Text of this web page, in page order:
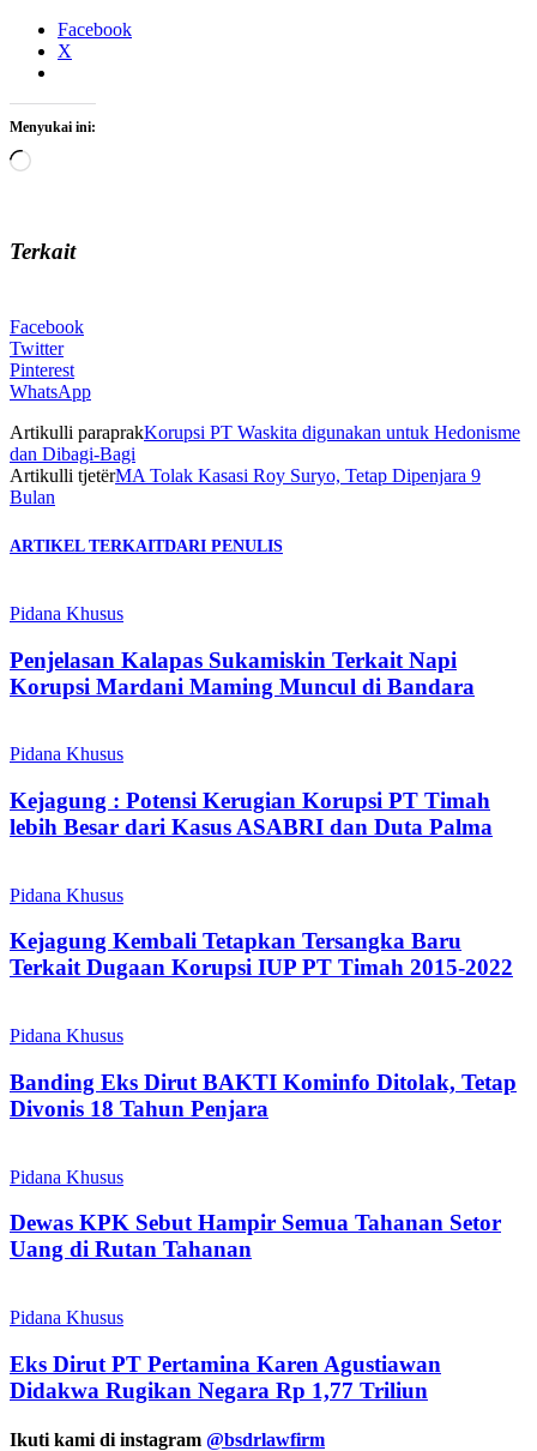
Facebook
X
Menyukai ini:
Memuat...
Terkait
Facebook
Twitter
Pinterest
WhatsApp
Artikulli paraprakKorupsi PT Waskita digunakan untuk Hedonisme
dan Dibagi-Bagi
Artikulli tjetërMA Tolak Kasasi Roy Suryo, Tetap Dipenjara 9
Bulan
ARTIKEL TERKAITDARI PENULIS
Pidana Khusus
Penjelasan Kalapas Sukamiskin Terkait Napi
Korupsi Mardani Maming Muncul di Bandara
Pidana Khusus
Kejagung : Potensi Kerugian Korupsi PT Timah
lebih Besar dari Kasus ASABRI dan Duta Palma
Pidana Khusus
Kejagung Kembali Tetapkan Tersangka Baru
Terkait Dugaan Korupsi IUP PT Timah 2015-2022
Pidana Khusus
Banding Eks Dirut BAKTI Kominfo Ditolak, Tetap
Divonis 18 Tahun Penjara
Pidana Khusus
Dewas KPK Sebut Hampir Semua Tahanan Setor
Uang di Rutan Tahanan
Pidana Khusus
Eks Dirut PT Pertamina Karen Agustiawan
Didakwa Rugikan Negara Rp 1,77 Triliun
Ikuti kami di instagram @bsdrlawfirm